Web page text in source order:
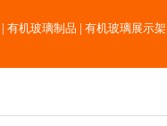
有机玻璃制品 有机玻璃展示架